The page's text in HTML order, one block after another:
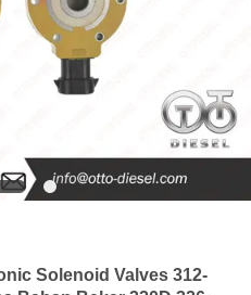
Solenoid Valves 312-